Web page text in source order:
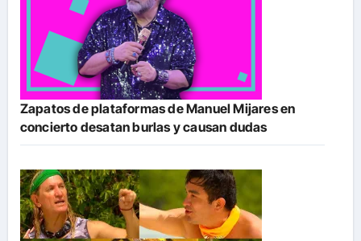
Zapatos de plataformas de Manuel Mijares en
concierto desatan burlas y causan dudas